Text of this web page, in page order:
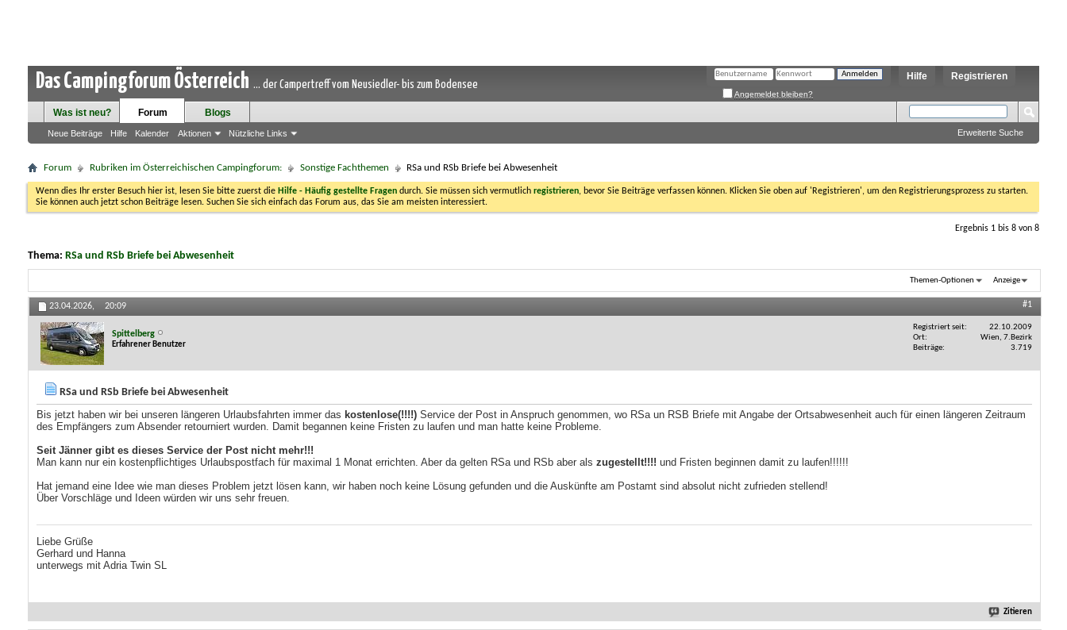
Das Campingforum Österreich ... der Campertreff vom Neusiedler- bis zum Bodensee
Registrieren
Hilfe
Angemeldet bleiben?
Was ist neu? Forum
Neue Beiträge Hilfe Kalender Aktionen Nützliche Links
Blogs
Erweiterte Suche
Forum Rubriken im Österreichischen Campingforum: Sonstige Fachthemen RSa und RSb Briefe bei Abwesenheit
Wenn dies Ihr erster Besuch hier ist, lesen Sie bitte zuerst die Hilfe - Häufig gestellte Fragen durch. Sie müssen sich vermutlich registrieren, bevor Sie Beiträge verfassen können. Klicken Sie oben auf 'Registrieren', um den Registrierungsprozess zu starten.
Sie können auch jetzt schon Beiträge lesen. Suchen Sie sich einfach das Forum aus, das Sie am meisten interessiert.
Ergebnis 1 bis 8 von 8
Thema: RSa und RSb Briefe bei Abwesenheit
Themen-Optionen Anzeige
23.04.2026, 20:09 #1
Spittelberg
Erfahrener Benutzer
Registriert seit
22.10.2009
Ort
Wien, 7.Bezirk
Beiträge
3.719
RSa und RSb Briefe bei Abwesenheit
Bis jetzt haben wir bei unseren längeren Urlaubsfahrten immer das kostenlose(!!!!) Service der Post in Anspruch genommen, wo RSa un RSB Briefe mit Angabe der Ortsabwesenheit auch für einen längeren Zeitraum
des Empfängers zum Absender retourniert wurden. Damit begannen keine Fristen zu laufen und man hatte keine Probleme.
Seit Jänner gibt es dieses Service der Post nicht mehr!!!
Man kann nur ein kostenpflichtiges Urlaubspostfach für maximal 1 Monat errichten. Aber da gelten RSa und RSb aber als zugestellt!!!! und Fristen beginnen damit zu laufen!!!!!!
Hat jemand eine Idee wie man dieses Problem jetzt lösen kann, wir haben noch keine Lösung gefunden und die Auskünfte am Postamt sind absolut nicht zufrieden stellend!
Über Vorschläge und Ideen würden wir uns sehr freuen.
Liebe Grüße
Gerhard und Hanna
unterwegs mit Adria Twin SL
Zitieren